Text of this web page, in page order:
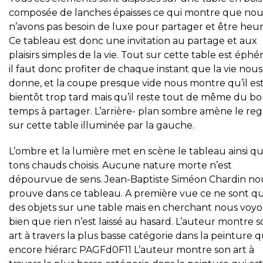
composée de lanches épaisses ce qui montre que
n’avons pas besoin de luxe pour partager et être
Ce tableau est donc une invitation au partage et aux
plaisirs simples de la vie. Tout sur cette table est
il faut donc profiter de chaque instant que la vie nous
donne, et la coupe presque vide nous montre qu’il
bientôt trop tard mais qu’il reste tout de même du
temps à partager. L’arrière- plan sombre amène le
sur cette table illuminée par la gauche.
L’ombre et la lumière met en scène le tableau ainsi
tons chauds choisis. Aucune nature morte n’est
dépourvue de sens. Jean-Baptiste Siméon Chardin
prouve dans ce tableau. A première vue ce ne sont
des objets sur une table mais en cherchant nous
bien que rien n’est laissé au hasard. L’auteur montre
art à travers la plus basse catégorie dans la peinture
encore hiérarc PAGFd0F11 L’auteur montre son art à